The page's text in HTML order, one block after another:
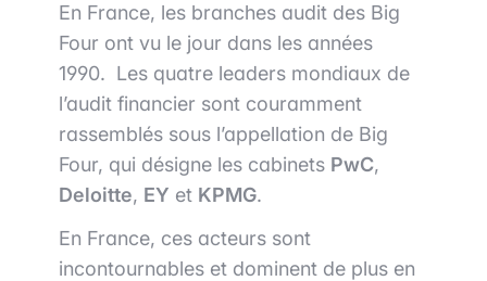
En France, les branches audit des Big
Four ont vu le jour dans les années
1990. Les quatre leaders mondiaux de
l’audit financier sont couramment
rassemblés sous l’appellation de Big
Four, qui désigne les cabinets PwC,
Deloitte, EY et KPMG.
En France, ces acteurs sont
incontournables et dominent de plus en